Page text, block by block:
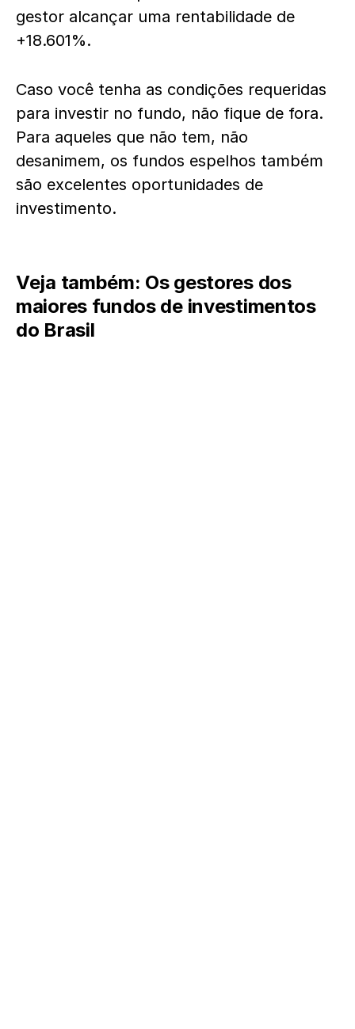
gestor alcançar uma rentabilidade de
+18.601%.
Caso você tenha as condições requeridas
para investir no fundo, não fique de fora.
Para aqueles que não tem, não
desanimem, os fundos espelhos também
são excelentes oportunidades de
investimento.
Veja também: Os gestores dos
maiores fundos de investimentos
do Brasil